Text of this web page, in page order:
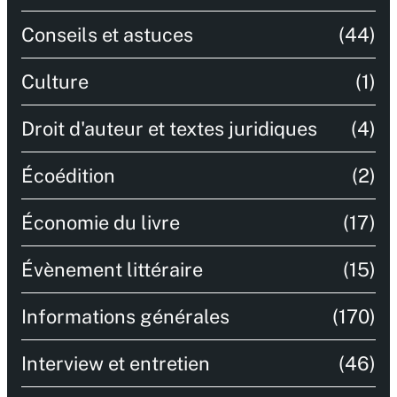
Conseils et astuces (44)
Culture (1)
Droit d'auteur et textes juridiques (4)
Écoédition (2)
Économie du livre (17)
Évènement littéraire (15)
Informations générales (170)
Interview et entretien (46)